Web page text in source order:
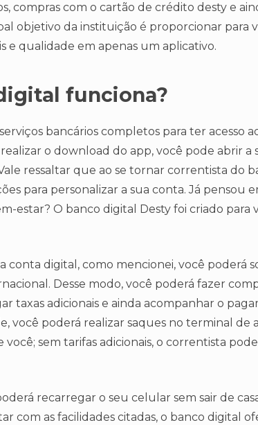
compras com o cartão de crédito desty e
objetivo da instituição é proporcionar para
e qualidade em apenas um aplicativo.
funciona?
bancários completos para ter acesso
o download do app, você pode abrir a
ressaltar que ao se tornar correntista do
para personalizar a sua conta. Já pensou
estar? O banco digital Desty foi criado para
conta digital, como mencionei, você poderá
Desse modo, você poderá fazer
taxas adicionais e ainda acompanhar o
você poderá realizar saques no terminal
você; sem tarifas adicionais, o correntista
recarregar o seu celular sem sair de
com as facilidades citadas, o banco digital